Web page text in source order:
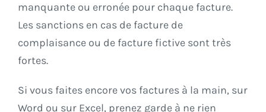
manquante ou erronée pour chaque facture.
Les sanctions en cas de facture de
complaisance ou de facture fictive sont très
fortes.
Si vous faites encore vos factures à la main, sur
Word ou sur Excel, prenez garde à ne rien